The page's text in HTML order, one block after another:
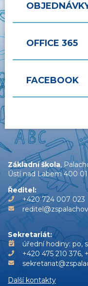
OFFICE 365
FACEBOOK
Základní škola,
Ústí nad Labem 400 01
Ředitel:
+420 724 007 023
Sekretariát:
úřední hodiny: po,
+420 475 210 376,
Další kontakty